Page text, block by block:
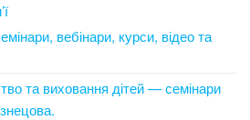
вебінари, курси, відео та
та виховання дітей — семінари